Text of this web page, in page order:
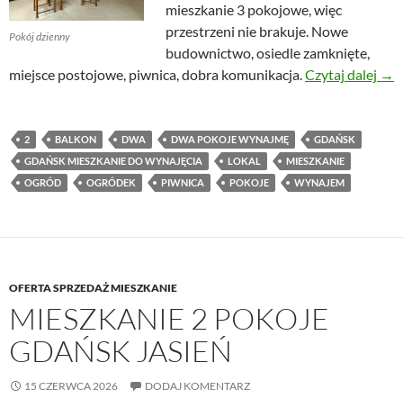
Pokój dzienny
mieszkanie 3 pokojowe, więc
przestrzeni nie brakuje. Nowe
budownictwo, osiedle zamknięte,
miejsce postojowe, piwnica, dobra komunikacja.Czytaj dalej →
2 BALKON DWA DWA POKOJE WYNAJMĘ
GDAŃSK
GDAŃSK MIESZKANIE DO WYNAJĘCIA
LOKAL
MIESZKANIE
OGRÓD
OGRÓDEK PIWNICA POKOJE WYNAJEM
OFERTA SPRZEDAŻ MIESZKANIE
MIESZKANIE 2 POKOJE
GDAŃSK JASIEŃ
15 CZERWCA 2026 DODAJ KOMENTARZ